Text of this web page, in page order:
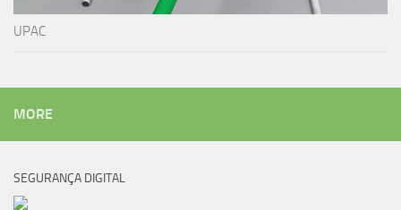
UPAC
MORE
SEGURANÇA DIGITAL